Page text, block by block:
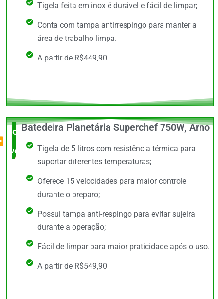
Tigela feita em inox é durável e fácil de limpar;
Conta com tampa antirrespingo para manter a
área de trabalho limpa.
A partir de R$449,90
O Mais
vendido
Batedeira Planetária Superchef 750W, Arno
Tigela de 5 litros com resistência térmica para
suportar diferentes temperaturas;
Oferece 15 velocidades para maior controle
durante o preparo;
Possui tampa anti-respingo para evitar sujeira
durante a operação;
Fácil de limpar para maior praticidade após o uso.
A partir de R$549,90